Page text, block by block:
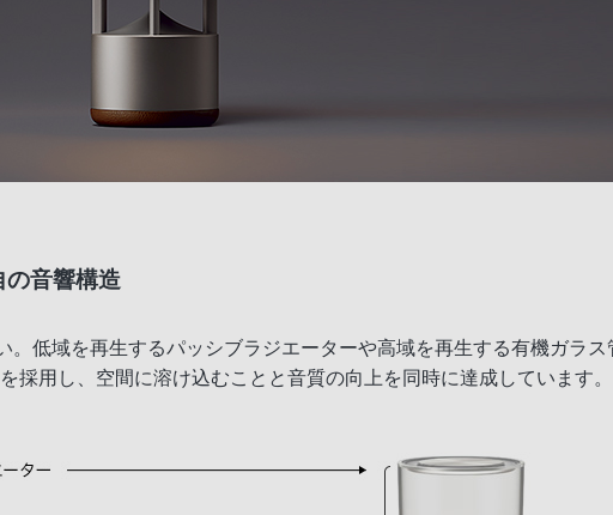
の音響構造
低域を再生するパッシブラジエーターや高域を再生する有機ガラ
用し、空間に溶け込むことと音質の向上を同時に達成しています。